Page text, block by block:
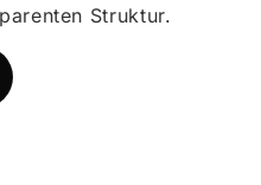
Struktur.